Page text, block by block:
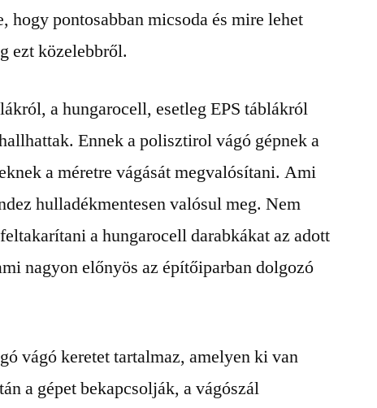
hogy pontosabban micsoda és mire lehet
ezt közelebbről.
a hungarocell, esetleg EPS táblákról
Ennek a polisztirol vágó gépnek a
a méretre vágását megvalósítani. Ami
hulladékmentesen valósul meg. Nem
a hungarocell darabkákat az adott
nagyon előnyös az építőiparban dolgozó
vágó keretet tartalmaz, amelyen ki van
a gépet bekapcsolják, a vágószál